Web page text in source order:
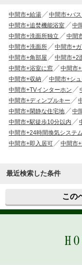
中間市+給湯 中間市+バ
中間市+追焚機能浴室
中
中間市+洗面所独立
中間
中間市+洗面所
中間市+
中間市+角部屋
中間市+2
中間市+浴室に窓
中間市
中間市+収納
中間市+シ
中間市+TVインターホン
中間市+ディンプルキー
中間市+閑静な住宅地
中
中間市+駅徒歩10分以内
中間市+24時間換気システム
中間市+即入居可
中間市
最近検索した条件
この